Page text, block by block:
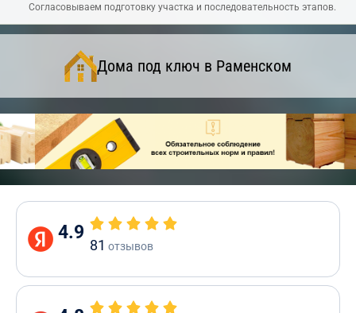
Согласовываем подготовку участка и последовательность этапов.
Дома под ключ в Раменском
4.9
81 отзывов